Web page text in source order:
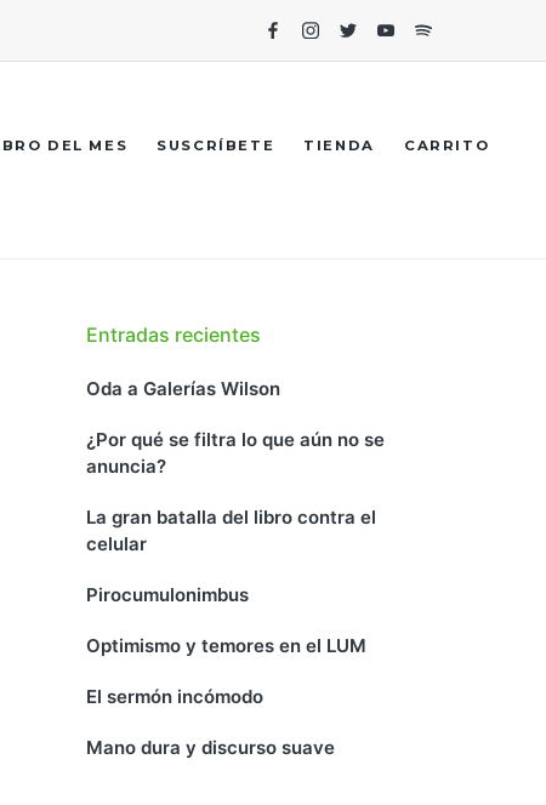
FacebookInstagram
TwitterYoutubeSpotify
DEL MES SUSCRÍBETE TIENDA CARRITO
Entradas recientes
Oda a Galerías Wilson
¿Por qué se filtra lo que aún no se
anuncia?
La gran batalla del libro contra el
celular
Pirocumulonimbus
Optimismo y temores en el LUM
El sermón incómodo
Mano dura y discurso suave